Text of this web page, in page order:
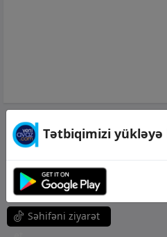
Səhifəni ziyarət
et
Səhifəni ziyarət
Tətbiqimizi yükləyə